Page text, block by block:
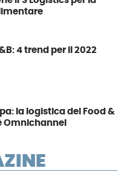
4 trend per il 2022
la logistica del Food &
Omnichannel